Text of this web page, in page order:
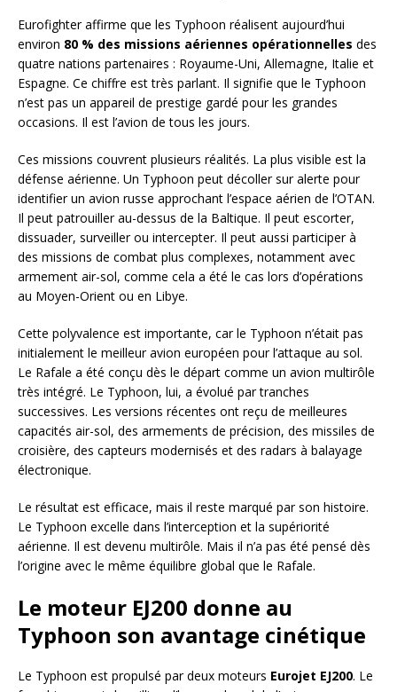
Eurofighter affirme que les Typhoon réalisent aujourd’hui
environ 80 % des missions aériennes opérationnelles des
quatre nations partenaires : Royaume-Uni, Allemagne, Italie et
Espagne. Ce chiffre est très parlant. Il signifie que le Typhoon
n’est pas un appareil de prestige gardé pour les grandes
occasions. Il est l’avion de tous les jours.
Ces missions couvrent plusieurs réalités. La plus visible est la
défense aérienne. Un Typhoon peut décoller sur alerte pour
identifier un avion russe approchant l’espace aérien de l’OTAN.
Il peut patrouiller au-dessus de la Baltique. Il peut escorter,
dissuader, surveiller ou intercepter. Il peut aussi participer à
des missions de combat plus complexes, notamment avec
armement air-sol, comme cela a été le cas lors d’opérations
au Moyen-Orient ou en Libye.
Cette polyvalence est importante, car le Typhoon n’était pas
initialement le meilleur avion européen pour l’attaque au sol.
Le Rafale a été conçu dès le départ comme un avion multirôle
très intégré. Le Typhoon, lui, a évolué par tranches
successives. Les versions récentes ont reçu de meilleures
capacités air-sol, des armements de précision, des missiles de
croisière, des capteurs modernisés et des radars à balayage
électronique.
Le résultat est efficace, mais il reste marqué par son histoire.
Le Typhoon excelle dans l’interception et la supériorité
aérienne. Il est devenu multirôle. Mais il n’a pas été pensé dès
l’origine avec le même équilibre global que le Rafale.
Le moteur EJ200 donne au
Typhoon son avantage cinétique
Le Typhoon est propulsé par deux moteurs Eurojet EJ200. Le